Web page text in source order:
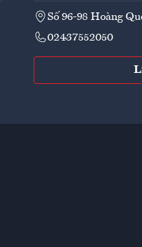
Số 96-98 Hoàng
02437552050